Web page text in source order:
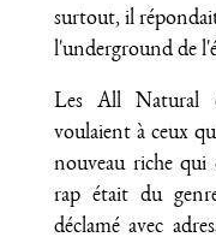
surtout, il
l'underground de
Les All Natural
voulaient à ceux
nouveau riche
rap était du
déclamé avec